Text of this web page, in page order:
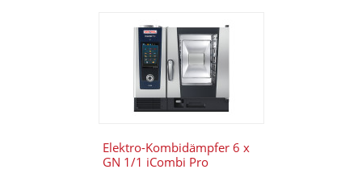
Elektro-Kombidämpfer 6 x
GN 1/1 iCombi Pro